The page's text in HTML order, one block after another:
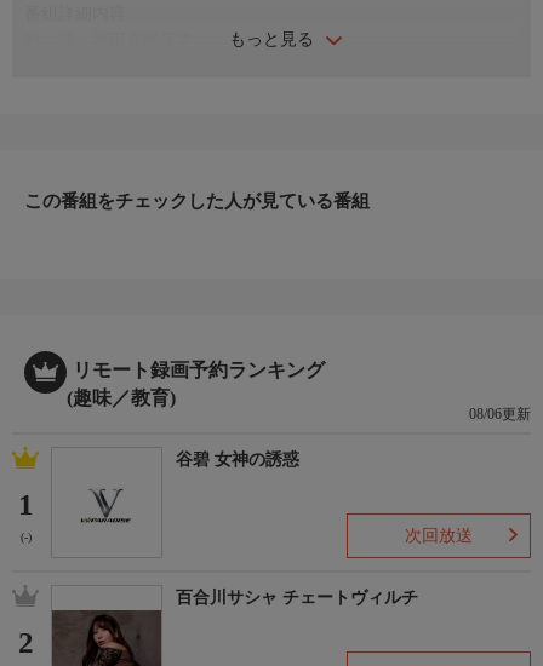
もっと見る
この番組をチェックした人が見ている番組
リモート録画予約ランキング
(趣味／教育)
08/06更新
1
(-)
谷碧 女神の誘惑
次回放送
2
百合川サシャ チェートヴィルチ